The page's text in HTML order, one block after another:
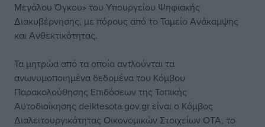
Μεγάλου Όγκου» του Υπουργείου Ψηφιακής
Διακυβέρνησης, με πόρους από το Ταμείο Ανάκαμψης
και Ανθεκτικότητας.
Τα μητρώα από τα οποία αντλούνται τα
ανωνυμοποιημένα δεδομένα του Κόμβου
Παρακολούθησης Επιδόσεων της Τοπικής
Αυτοδιοίκησης deiktesota.gov.gr είναι ο Κόμβος
Διαλειτουργικότητας Οικονομικών Στοιχείων ΟΤΑ, το